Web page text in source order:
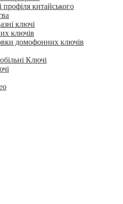
профіля китайського
ключі
ключів
домофонних ключів
Ключі